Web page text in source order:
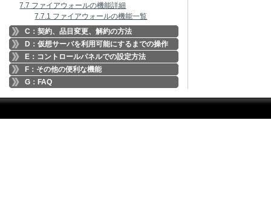
7.7 ファイアウォールの機能詳細
7.7.1 ファイアウォールの機能一覧
C：契約、品目変更、解約の方法
D：仮想サーバを利用可能にするまでの操作
E：コントロールパネルでの設定方法
F：その他の便利な機能
G：FAQ